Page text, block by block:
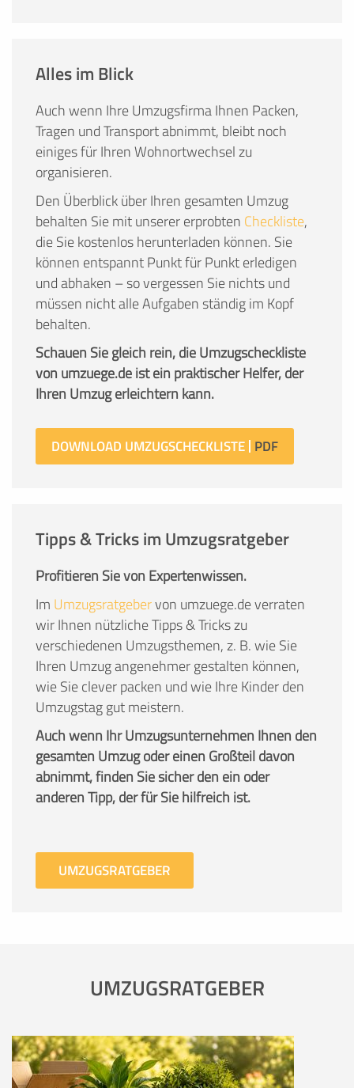
Alles im Blick
Auch wenn Ihre Umzugsfirma Ihnen Packen,
Tragen und Transport abnimmt, bleibt noch
einiges für Ihren Wohnortwechsel zu
organisieren.
Den Überblick über Ihren gesamten Umzug
behalten Sie mit unserer erprobten Checkliste,
die Sie kostenlos herunterladen können. Sie
können entspannt Punkt für Punkt erledigen
und abhaken – so vergessen Sie nichts und
müssen nicht alle Aufgaben ständig im Kopf
behalten.
Schauen Sie gleich rein, die Umzugscheckliste
von umzuege.de ist ein praktischer Helfer, der
Ihren Umzug erleichtern kann.
DOWNLOAD UMZUGSCHECKLISTE
Tipps & Tricks im Umzugsratgeber
Profitieren Sie von Expertenwissen.
Im Umzugsratgebervon umzuege.de verraten
wir Ihnen nützliche Tipps & Tricks zu
verschiedenen Umzugsthemen, z. B. wie Sie
Ihren Umzug angenehmer gestalten können,
wie Sie clever packen und wie Ihre Kinder den
Umzugstag gut meistern.
Auch wenn Ihr Umzugsunternehmen Ihnen den
gesamten Umzug oder einen Großteil davon
abnimmt, finden Sie sicher den ein oder
anderen Tipp, der für Sie hilfreich ist.
UMZUGSRATGEBER
UMZUGSRATGEBER